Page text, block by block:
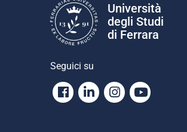
Università
degli Studi
di Ferrara
Seguici su
Facebook
LinkedinInstagram
Youtube